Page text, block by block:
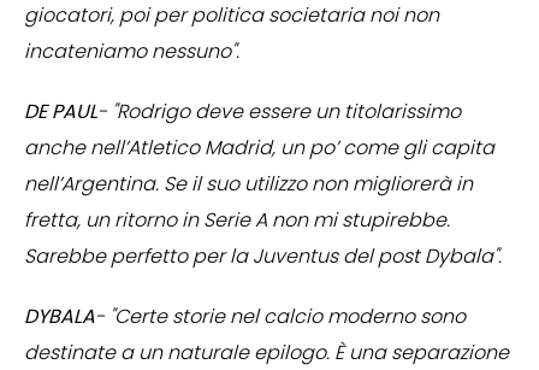
giocatori, poi per politica societaria noi non
incateniamo nessuno".
DE PAUL- "Rodrigo deve essere un titolarissimo
anche nell’Atletico Madrid, un po’ come gli capita
nell’Argentina. Se il suo utilizzo non migliorerà in
fretta, un ritorno in Serie A non mi stupirebbe.
Sarebbe perfetto per la Juventus del post Dybala".
DYBALA- "Certe storie nel calcio moderno sono
destinate a un naturale epilogo. È una separazione